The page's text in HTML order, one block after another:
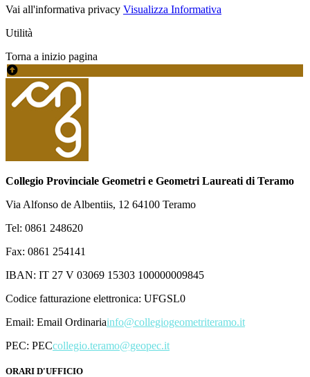
Vai all'informativa privacy Visualizza Informativa
Utilità
Torna a inizio pagina
Collegio Provinciale Geometri e Geometri Laureati di Teramo
Via Alfonso de Albentiis, 12 64100 Teramo
Tel: 0861 248620
Fax: 0861 254141
IBAN: IT 27 V 03069 15303 100000009845
Codice fatturazione elettronica: UFGSL0
Email: Email Ordinariainfo@collegiogeometriteramo.it
PEC: PECcollegio.teramo@geopec.it
ORARI D'UFFICIO